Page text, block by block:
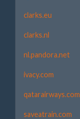
clarks.eu
clarks.nl
nl.pandora.net
ivacy.com
qatarairways.com
saveatrain.com